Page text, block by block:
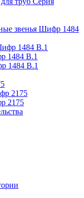
звенья Шифр 1484
1484 В.1
1484 В.1
1484 В.1
2175
2175